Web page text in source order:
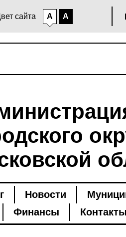
сайта A A
Новости
Финансы